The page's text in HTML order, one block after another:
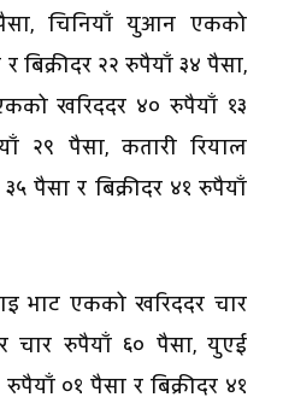
चिनियाँ युआन एकको
बिक्रीदर २२ रुपैयाँ ३४ पैसा,
खरिददर ४० रुपैयाँ १३
२९ पैसा, कतारी रियाल
पैसा र बिक्रीदर ४१ रुपैयाँ
भाट एकको खरिददर चार
चार रुपैयाँ ६० पैसा, युएई
०१ पैसा र बिक्रीदर ४१